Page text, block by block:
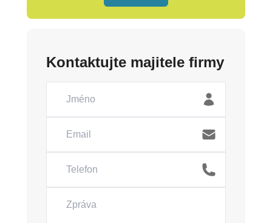
Kontaktujte majitele firmy